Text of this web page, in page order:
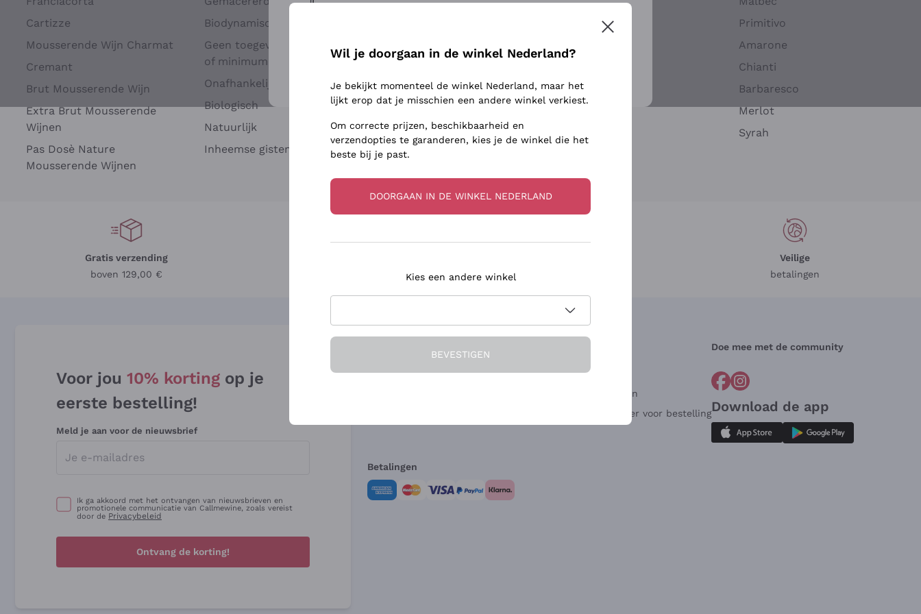
Cartizze
Mousserende Wijn Charmat
Cremant
Brut Mousserende Wijn
Extra Brut Mousserende
Wijnen
Pas Dosè Nature
Mousserende Wijnen
Biodynamisch
Geen toegevoegde sulfieten
of minimum
Onafhankelijke Wijnbouwers
Biologisch
Natuurlijk
Inheemse gisten
Argiolas
Ca' dei Frati
Chardonnay
Sauvignon
Primitivo
Amarone
Chianti
Barbaresco
Merlot
Syrah
Gratis verzending
boven 129,00 €
Veilige
betalingen
Voor jou 10% korting op je
eerste bestelling!
Meld je aan voor de nieuwsbrief
Ik ga akkoord met het ontvangen van nieuwsbrieven en
promotionele communicatie van Callmewine, zoals vereist
door de Privacybeleid
Ontvang de korting!
Over ons
Klantenservice
Verkoopvoorwaarden
Herroepingsformulier voor bestelling
Doe mee met de community
Download de app
Betalingen
Voor meer informatie, lees onzePrivacybeleid
Wil je doorgaan in de winkel Nederland?
Je bekijkt momenteel de winkel Nederland, maar het
lijkt erop dat je misschien een andere winkel verkiest.
Om correcte prijzen, beschikbaarheid en
verzendopties te garanderen, kies je de winkel die het
beste bij je past.
DOORGAAN IN DE WINKEL NEDERLAND
Kies een andere winkel
BEVESTIGEN